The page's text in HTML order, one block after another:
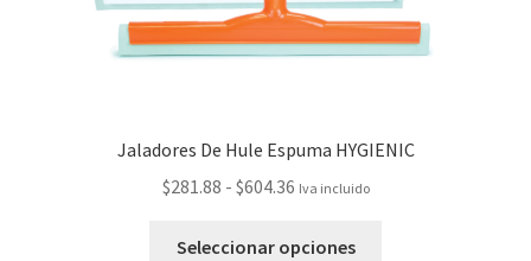
Jaladores De Hule Espuma HYGIENIC
$281.88 - $604.36 Iva incluido
Seleccionar opciones